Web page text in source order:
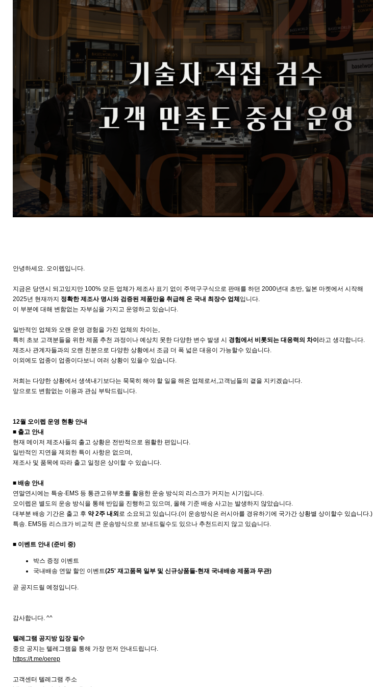
안녕하세요. 오이렙입니다.
지금은 당연시 되고있지만 100% 모든 업체가 제조사 표기 없이 주먹구구식으로 판매를 하던 2000년대 초반, 일본 마켓에서 시작해
2025년 현재까지 정확한 제조사 명시와 검증된 제품만을 취급해 온 국내 최장수 업체 입니다.
이 부분에 대해 변함없는 자부심을 가지고 운영하고 있습니다.
일반적인 업체와 오랜 운영 경험을 가진 업체의 차이는,
특히 초보 고객분들을 위한 제품 추천 과정이나 예상치 못한 다양한 변수 발생 시 경험에서 비롯되는 대응력의 차이 라고 생각합니다.
제조사 관계자들과의 오랜 친분으로 다양한 상황에서 조금 더 폭 넓은 대응이 가능할수 있습니다.
이외에도 업종이 업종이다보니 여러 상황이 있을수 있습니다.
저희는 다양한 상황에서 생색내기보다는 묵묵히 해야 할 일을 해온 업체로서,고객님들의 곁을 지키겠습니다.
앞으로도 변함없는 이용과 관심 부탁드립니다.
12월 오이렙 운영 현황 안내
■ 출고 안내
현재 메이저 제조사들의 출고 상황은 전반적으로 원활한 편입니다.
일반적인 지연을 제외한 특이 사항은 없으며,
제조사 및 품목에 따라 출고 일정은 상이할 수 있습니다.
■ 배송 안내
연말연시에는 특송·EMS 등 통관고유부호를 활용한 운송 방식의 리스크가 커지는 시기입니다.
오이렙은 별도의 운송 방식을 통해 반입을 진행하고 있으며, 올해 기준 배송 사고는 발생하지 않았습니다.
대부분 배송 기간은 출고 후 약 2주 내외 로 소요되고 있습니다.(이 운송방식은 러시아를 경유하기에 국가간 상황별 상이할수 있습니다.)
특송. EMS등 리스크가 비교적 큰 운송방식으로 보내드릴수도 있으나 추천드리지 않고 있습니다.
■ 이벤트 안내 (준비 중)
박스 증정 이벤트
국내배송 연말 할인 이벤트(25' 재고품목 일부 및 신규상품들-현재 국내배송 제품과 무관)
곧 공지드릴 예정입니다.
감사합니다. ^^
텔레그램 공지방 입장 필수
중요 공지는 텔레그램을 통해 가장 먼저 안내드립니다.
https://t.me/oerep
고객센터 텔레그램 주소